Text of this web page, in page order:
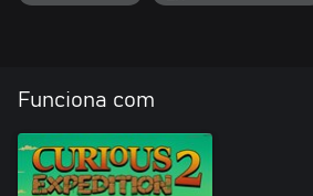
Funciona com